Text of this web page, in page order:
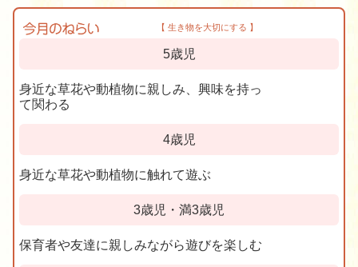
【 生き物を大切にする 】
5歳児
身近な草花や動植物に親しみ、興味を持っ
て関わる
4歳児
身近な草花や動植物に触れて遊ぶ
3歳児・満3歳児
保育者や友達に親しみながら遊びを楽しむ